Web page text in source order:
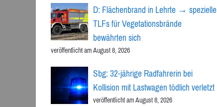
D: Flächenbrand in Lehrte → spezielle
TLFs für Vegetationsbrände
bewährten sich
veröffentlicht am August 8, 2026
Sbg: 32-jährige Radfahrerin bei
Kollision mit Lastwagen tödlich verletzt
veröffentlicht am August 8, 2026